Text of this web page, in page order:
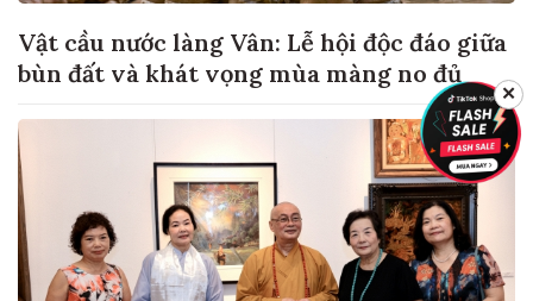
Vật cầu nước làng Vân: Lễ hội độc đáo giữa
bùn đất và khát vọng mùa màng no đủ
✕